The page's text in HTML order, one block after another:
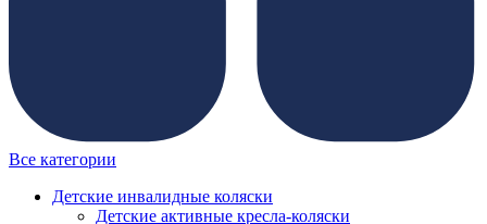
Все категории
Детские инвалидные коляски
Детские активные кресла-коляски